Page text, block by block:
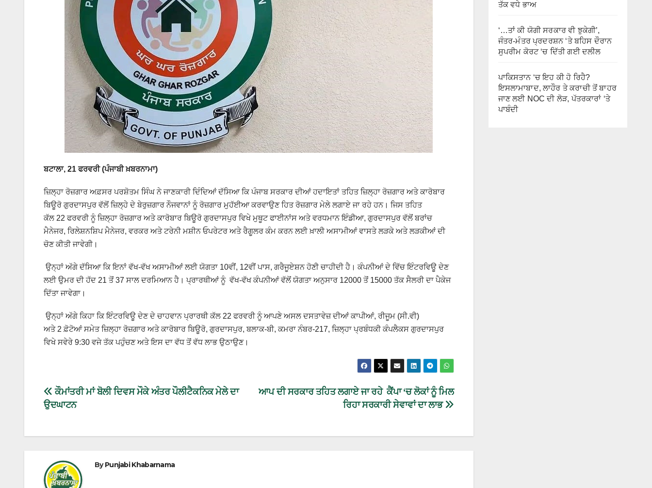
ਬਟਾਲਾ, 21 ਫਰਵਰੀ (ਪੰਜਾਬੀ ਖ਼ਬਰਨਾਮਾ)
ਜ਼ਿਲ੍ਹਾ ਰੋਜ਼ਗਾਰ ਅਫ਼ਸਰ ਪਰਸ਼ੋਤਮ ਸਿੰਘ ਨੇ ਜਾਣਕਾਰੀ ਦਿੰਦਿਆਂ ਦੱਸਿਆ ਕਿ ਪੰਜਾਬ ਸਰਕਾਰ ਦੀਆਂ ਹਦਾਇਤਾਂ ਤਹਿਤ ਜ਼ਿਲ੍ਹਾ ਰੋਜ਼ਗਾਰ ਅਤੇ ਕਾਰੋਬਾਰ
ਬਿਊਰੋ ਗੁਰਦਾਸਪੁਰ ਵੱਲੋਂ ਜ਼ਿਲ੍ਹੇ ਦੇ ਬੇਰੁਜ਼ਗਾਰ ਨੌਜਵਾਨਾਂ ਨੂੰ ਰੋਜ਼ਗਾਰ ਮੁਹੱਈਆ ਕਰਵਾਉਣ ਹਿਤ ਰੋਜ਼ਗਾਰ ਮੇਲੇ ਲਗਾਏ ਜਾ ਰਹੇ ਹਨ। ਜਿਸ ਤਹਿਤ
ਕੱਲ 22 ਫਰਵਰੀ ਨੂੰ ਜ਼ਿਲ੍ਹਾ ਰੋਜ਼ਗਾਰ ਅਤੇ ਕਾਰੋਬਾਰ ਬਿਊਰੋ ਗੁਰਦਾਸਪੁਰ ਵਿਖੇ ਮੁਥੂਟ ਫਾਈਨਾਂਸ ਅਤੇ ਵਰਧਮਾਨ ਇੰਡੀਆ, ਗੁਰਦਾਸਪੁਰ ਵੱਲੋਂ ਬਰਾਂਚ
ਮੈਨੇਜਰ, ਰਿਲੇਸ਼ਨਸ਼ਿਪ ਮੈਨੇਜਰ, ਵਰਕਰ ਅਤੇ ਟਰੇਨੀ ਮਸ਼ੀਨ ਓਪਰੇਟਰ ਅਤੇ ਰੈਗੂਲਰ ਕੰਮ ਕਰਨ ਲਈ ਖ਼ਾਲੀ ਅਸਾਮੀਆਂ ਵਾਸਤੇ ਲੜਕੇ ਅਤੇ ਲੜਕੀਆਂ ਦੀ
ਚੋਣ ਕੀਤੀ ਜਾਵੇਗੀ।
ਉਨ੍ਹਾਂ ਅੱਗੇ ਦੱਸਿਆ ਕਿ ਇਨਾਂ ਵੱਖ-ਵੱਖ ਅਸਾਮੀਆਂ ਲਈ ਯੋਗਤਾ 10ਵੀਂ, 12ਵੀਂ ਪਾਸ, ਗਰੈਜੂਏਸ਼ਨ ਹੋਣੀ ਚਾਹੀਦੀ ਹੈ। ਕੰਪਨੀਆਂ ਦੇ ਵਿੱਚ ਇੰਟਰਵਿਊ ਦੇਣ
ਲਈ ਉਮਰ ਦੀ ਹੱਦ 21 ਤੋਂ 37 ਸਾਲ ਦਰਮਿਆਨ ਹੈ। ਪ੍ਰਾਰਥੀਆਂ ਨੂੰ ਵੱਖ-ਵੱਖ ਕੰਪਨੀਆਂ ਵੱਲੋਂ ਯੋਗਤਾ ਅਨੁਸਾਰ 12000 ਤੋਂ 15000 ਤੱਕ ਸੈਲਰੀ ਦਾ ਪੈਕੇਜ
ਦਿੱਤਾ ਜਾਵੇਗਾ।
ਉਨ੍ਹਾਂ ਅੱਗੇ ਕਿਹਾ ਕਿ ਇੰਟਰਵਿਊ ਦੇਣ ਦੇ ਚਾਹਵਾਨ ਪ੍ਰਾਰਥੀ ਕੱਲ 22 ਫਰਵਰੀ ਨੂੰ ਆਪਣੇ ਅਸਲ ਦਸਤਾਵੇਜ਼ ਦੀਆਂ ਕਾਪੀਆਂ, ਰੀਜੂਮ (ਸੀ.ਵੀ)
ਅਤੇ 2 ਫ਼ੋਟੋਆਂ ਸਮੇਤ ਜ਼ਿਲ੍ਹਾ ਰੋਜ਼ਗਾਰ ਅਤੇ ਕਾਰੋਬਾਰ ਬਿਊਰੋ, ਗੁਰਦਾਸਪੁਰ, ਬਲਾਕ-ਬੀ, ਕਮਰਾ ਨੰਬਰ-217, ਜ਼ਿਲ੍ਹਾ ਪ੍ਰਬੰਧਕੀ ਕੰਪਲੈਕਸ ਗੁਰਦਾਸਪੁਰ
ਵਿਖੇ ਸਵੇਰੇ 9:30 ਵਜੇ ਤੱਕ ਪਹੁੰਚਣ ਅਤੇ ਇਸ ਦਾ ਵੱਧ ਤੋਂ ਵੱਧ ਲਾਭ ਉਠਾਉਣ।
ਆਪ ਦੀ ਸਰਕਾਰ ਤਹਿਤ ਲਗਾਏ ਜਾ ਰਹੇ ਕੈਂਪਾ ‘ਚ ਲੋਕਾਂ ਨੂੰ ਮਿਲ
ਰਿਹਾ ਸਰਕਾਰੀ ਸੇਵਾਵਾਂ ਦਾ ਲਾਭ
ਕੌਮਾਂਤਰੀ ਮਾਂ ਬੋਲੀ ਦਿਵਸ ਮੌਕੇ ਅੰਤਰ ਪੌਲੀਟੈਕਨਿਕ ਮੇਲੇ ਦਾ
ਉਦਘਾਟਨ
ByPunjabi Khabarnama
ਤੱਕ ਵਧੇ ਭਾਅ
‘…ਤਾਂ ਕੀ ਯੋਗੀ ਸਰਕਾਰ ਵੀ ਝੁਕੇਗੀ’,
ਜੰਤਰ-ਮੰਤਰ ਪ੍ਰਦਰਸ਼ਨ ‘ਤੇ ਬਹਿਸ ਦੌਰਾਨ
ਸੁਪਰੀਮ ਕੋਰਟ ‘ਚ ਦਿੱਤੀ ਗਈ ਦਲੀਲ
ਪਾਕਿਸਤਾਨ ‘ਚ ਇਹ ਕੀ ਹੋ ਰਿਹੈ?
ਇਸਲਾਮਾਬਾਦ, ਲਾਹੌਰ ਤੇ ਕਰਾਚੀ ਤੋਂ ਬਾਹਰ
ਜਾਣ ਲਈ NOC ਦੀ ਲੋੜ, ਪੱਤਰਕਾਰਾਂ ‘ਤੇ
ਪਾਬੰਦੀ